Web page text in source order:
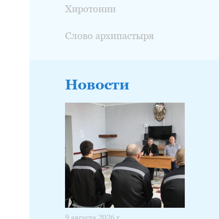
Хиротонии
Слово архипастыря
Новости
9 августа 2026 г.